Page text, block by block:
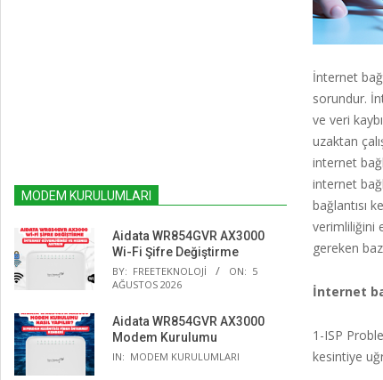
İnternet
sorundur.
ve veri
uzaktan
internet
internet
bağlantısı
verimliliğini
gereken
İnternet
1-ISP
kesintiye
MODEM KURULUMLARI
Aidata WR854GVR AX3000
Wi-Fi Şifre Değiştirme
BY: FREETEKNOLOJI ON: 5
AĞUSTOS 2026
Aidata WR854GVR AX3000
Modem Kurulumu
IN: MODEM KURULUMLARI